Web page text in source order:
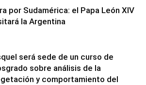
por Sudamérica: el Papa León XIV
la Argentina
será sede de un curso de
sobre análisis de la
y comportamiento del